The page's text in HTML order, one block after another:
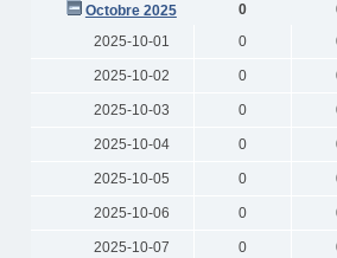
Octobre 2025
0
2025-10-01
0
2025-10-02 0
2025-10-03 0
2025-10-04 0
2025-10-05 0
2025-10-06 0
2025-10-07 0